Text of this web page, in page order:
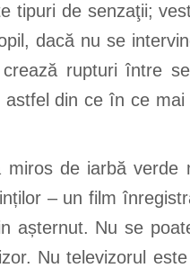
tipuri de senzaţii;
dacă nu se
rupturi între
din ce în ce
de iarbă verde
– un film
așternut. Nu se
Nu televizorul